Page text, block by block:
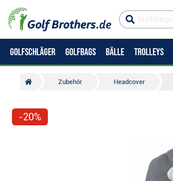
GOLFSCHLÄGER GOLFBAGS BÄLLE TROLLEYS
Zubehör Headcover
-20%